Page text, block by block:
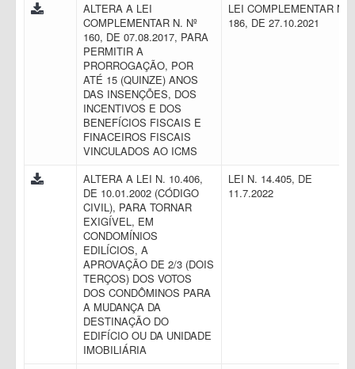
ALTERA A LEI
COMPLEMENTAR N. Nº
160, DE 07.08.2017, PARA
PERMITIR A
PRORROGAÇÃO, POR
ATÉ 15 (QUINZE) ANOS
DAS INSENÇÕES, DOS
INCENTIVOS E DOS
BENEFÍCIOS FISCAIS E
FINACEIROS FISCAIS
VINCULADOS AO ICMS
LEI COMPLEMENTAR N.
186, DE 27.10.2021
ALTERA A LEI N. 10.406,
DE 10.01.2002 (CÓDIGO
CIVIL), PARA TORNAR
EXIGÍVEL, EM
CONDOMÍNIOS
EDILÍCIOS, A
APROVAÇÃO DE 2/3 (DOIS
TERÇOS) DOS VOTOS
DOS CONDÔMINOS PARA
A MUDANÇA DA
DESTINAÇÃO DO
EDIFÍCIO OU DA UNIDADE
IMOBILIÁRIA
LEI N. 14.405, DE
11.7.2022